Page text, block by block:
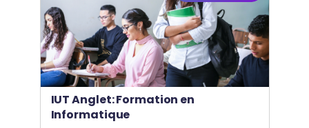
IUT Anglet: Formation en
Informatique